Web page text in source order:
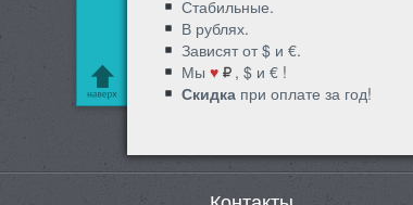
Стабильные.
В рублях.
Зависят от $ и €.
Мы ♥
, $ и € !
Скидкапри оплате за год!